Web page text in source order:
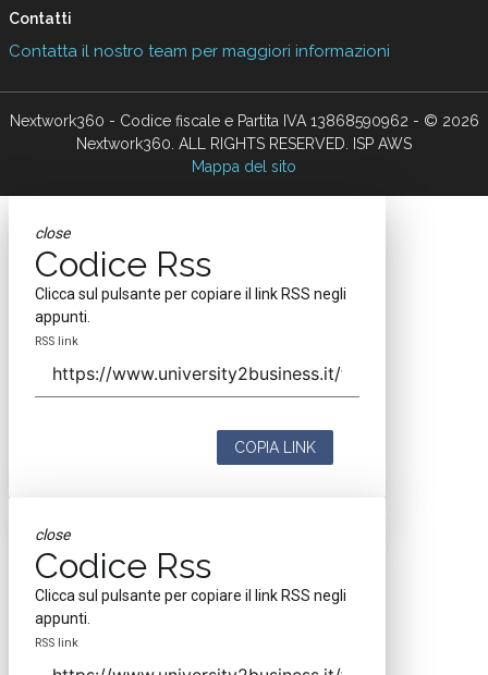
Contatti
Contatta il nostro team per maggiori informazioni
Nextwork360 - Codice fiscale e Partita IVA 13868590962 - © 2026
Nextwork360. ALL RIGHTS RESERVED. ISP AWS
Mappa del sito
close
Codice Rss
Clicca sul pulsante per copiare il link RSS negli
appunti.
RSS link
COPIA LINK
close
Codice Rss
Clicca sul pulsante per copiare il link RSS negli
appunti.
RSS link